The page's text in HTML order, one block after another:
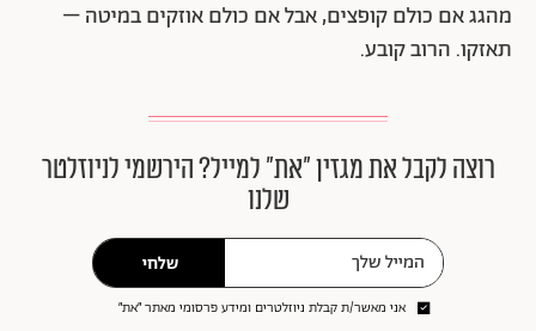
מהגג אם כולם קופצים, אבל אם כולם אוזקים במיטה –
תאזקו. הרוב קובע.
רוצה לקבל את מגזין ״את״ למייל? הירשמי לניוזלטר
שלנו
שלחי
אני מאשר/ת קבלת ניוזלטרים ומידע פרסומי מאתר ״את״